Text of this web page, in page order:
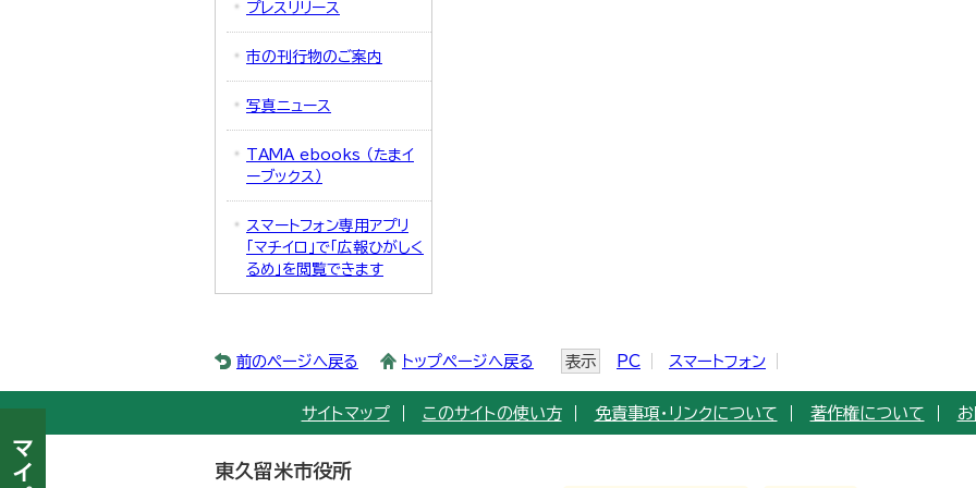
プレスリリース
市の刊行物のご案内
写真ニュース
TAMA ebooks （たまイ
ーブックス）
スマートフォン専用アプリ
「マチイロ」で「広報ひがしく
るめ」を閲覧できます
前のページへ戻る トップページへ戻る 表示 PC スマートフォン
サイトマップ このサイトの使い方 免責事項・リンクについて 著作権について
東久留米市役所